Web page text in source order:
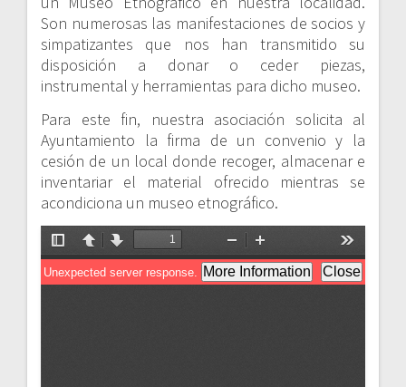
Son numerosas las manifestaciones de socios y
simpatizantes que nos han transmitido su
disposición a donar o ceder piezas,
instrumental y herramientas para dicho museo.
Para este fin, nuestra asociación solicita al
Ayuntamiento la firma de un convenio y la
cesión de un local donde recoger, almacenar e
inventariar el material ofrecido mientras se
acondiciona un museo etnográfico.